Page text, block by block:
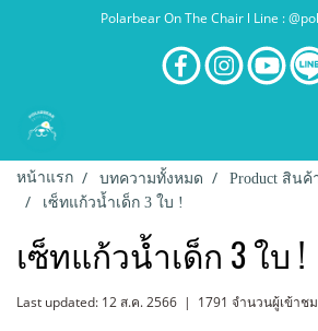
Polarbear On The Chair l Line :
หน้าแรก บทความทั้งหมด
Product สินค้
เซ็ทแก้วน้ำเด็ก 3 ใบ !
เซ็ทแก้วน้ำเด็ก 3 ใบ !
Last updated: 12 ส.ค. 2566 | 1791 จำนวนผู้เข้าชม